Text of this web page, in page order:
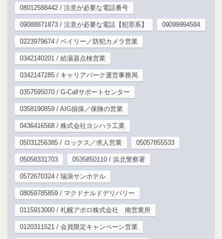
08012588442 / 注意が必要な電話番号
09088871873 / 注意が必要な電話【犯罪系】 09099994584
0223979674 / ベイリー／防犯カメラ営業
0342140201 / 給湯器点検営業
0342147285 / キャリアパーク運営事務局
0357595070 / G-Callサポートセンター
0358190859 / AIG損保／保険の営業
0436416568 / 株式会社ヨシハラ工業
05031256385 / ロックス／求人営業 05057855533
05058331703 0535850110 / 浜北警察署
0572670324 / 瑞浪サンホテル
08059785859 / マクドナルドデリバリー
0115913000 / 札幌アポロ株式会社 南営業所
0120311521 / 会員限定キャンペーン営業